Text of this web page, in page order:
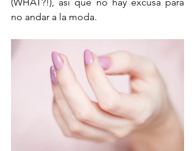
no andar a la moda.